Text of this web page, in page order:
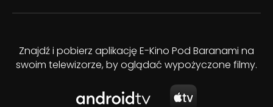
Znajdź i pobierz aplikację E-Kino Pod Baranami na
swoim telewizorze, by oglądać wypożyczone filmy.